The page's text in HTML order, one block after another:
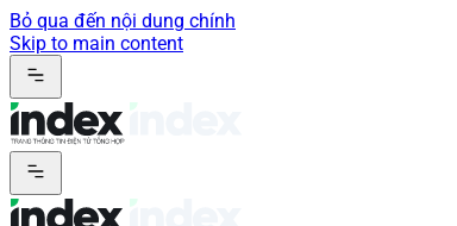
Bỏ qua đến nội dung chính
Skip to main content